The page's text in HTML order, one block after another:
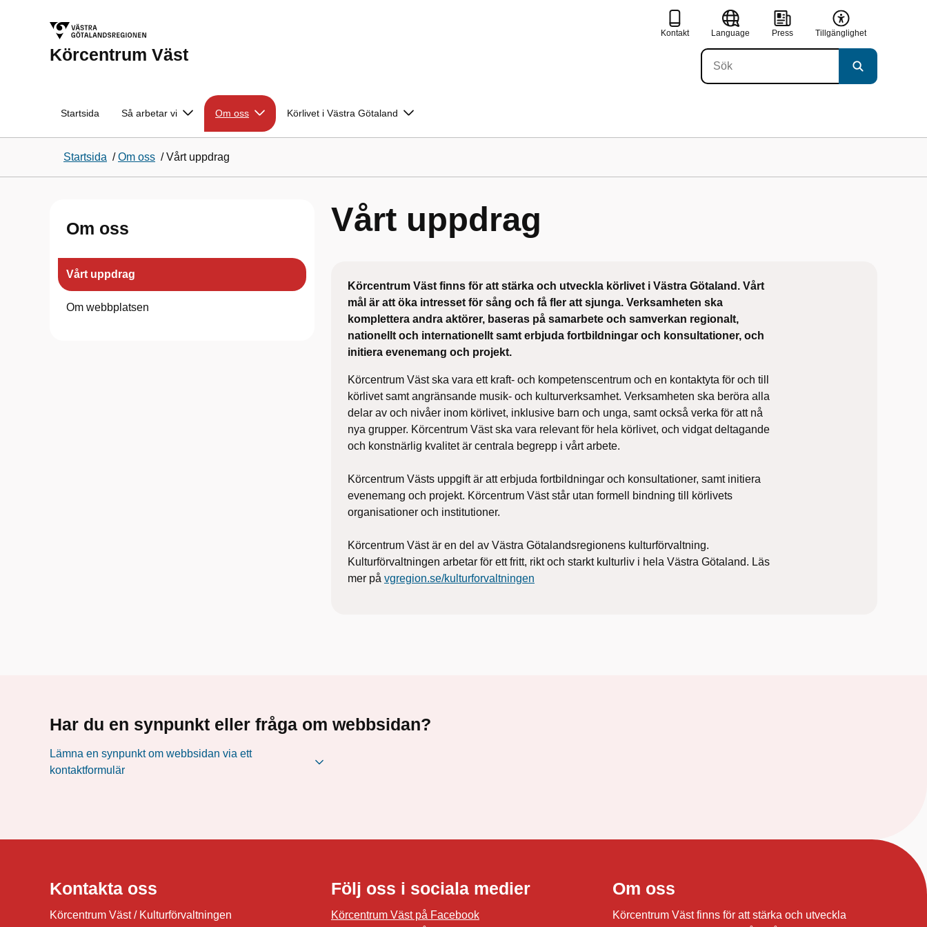
Körcentrum Väst
Kontakt Language Press Tillgänglighet
Startsida Så arbetar vi Om oss Körlivet i Västra Götaland
Startsida /Om oss /Vårt uppdrag
Om oss
Vårt uppdrag
Om webbplatsen
Vårt uppdrag
Körcentrum Väst finns för att stärka och utveckla körlivet i Västra Götaland. Vårt
mål är att öka intresset för sång och få fler att sjunga. Verksamheten ska
komplettera andra aktörer, baseras på samarbete och samverkan regionalt,
nationellt och internationellt samt erbjuda fortbildningar och konsultationer, och
initiera evenemang och projekt.
Körcentrum Väst ska vara ett kraft- och kompetenscentrum och en kontaktyta för och till
körlivet samt angränsande musik- och kulturverksamhet. Verksamheten ska beröra alla
delar av och nivåer inom körlivet, inklusive barn och unga, samt också verka för att nå
nya grupper. Körcentrum Väst ska vara relevant för hela körlivet, och vidgat deltagande
och konstnärlig kvalitet är centrala begrepp i vårt arbete.
Körcentrum Västs uppgift är att erbjuda fortbildningar och konsultationer, samt initiera
evenemang och projekt. Körcentrum Väst står utan formell bindning till körlivets
organisationer och institutioner.
Körcentrum Väst är en del av Västra Götalandsregionens kulturförvaltning.
Kulturförvaltningen arbetar för ett fritt, rikt och starkt kulturliv i hela Västra Götaland. Läs
mer på vgregion.se/kulturforvaltningen
Har du en synpunkt eller fråga om webbsidan?
Lämna en synpunkt om webbsidan via ett
kontaktformulär
Kontakta oss
Körcentrum Väst / Kulturförvaltningen
Följ oss i sociala medier
Körcentrum Väst på Facebook
Om oss
Körcentrum Väst finns för att stärka och utveckla